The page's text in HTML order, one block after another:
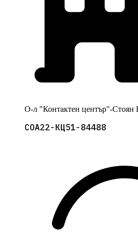
О-л "Контактен център"-Стоян
СОА22-КЦ51-84488